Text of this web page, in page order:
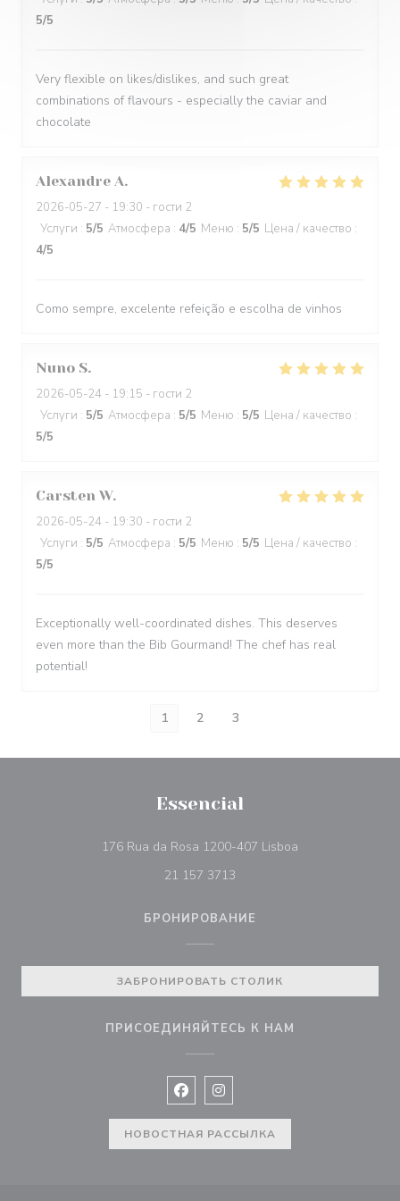
5/5
Very flexible on likes/dislikes, and such great
combinations of flavours - especially the caviar and
chocolate
Alexandre A
2026-05-27 - 19:30 - гости 2
Услуги : 5/5 Атмосфера : 4/5 Меню : 5/5 Цена / качество :
4/5
Como sempre, excelente refeição e escolha de vinhos
Nuno S
2026-05-24 - 19:15 - гости 2
Услуги : 5/5 Атмосфера : 5/5 Меню : 5/5 Цена / качество :
5/5
Carsten W
2026-05-24 - 19:30 - гости 2
Услуги : 5/5 Атмосфера : 5/5 Меню : 5/5 Цена / качество :
5/5
Exceptionally well-coordinated dishes. This deserves
even more than the Bib Gourmand! The chef has real
potential!
1 2 3
Essencial
176 Rua da Rosa 1200-407 Lisboa
21 157 3713
БРОНИРОВАНИЕ
ЗАБРОНИРОВАТЬ СТОЛИК
ПРИСОЕДИНЯЙТЕСЬ К НАМ
Facebook ((открывается в новом
Instagram ((открывается в
НОВОСТНАЯ РАССЫЛКА